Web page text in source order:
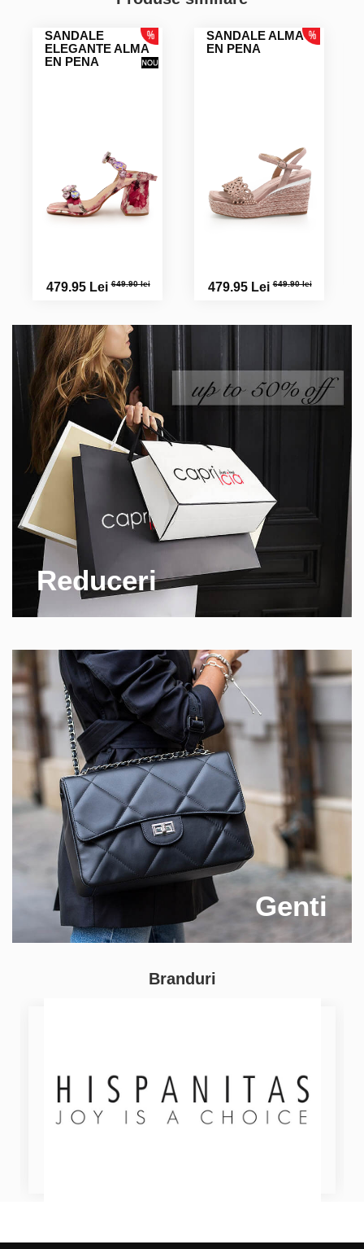
SANDALE
ELEGANTE ALMA
EN PENA
479.95 Lei649.90 lei
SANDALE ALMA
EN PENA
479.95 Lei649.90 lei
Reduceri
Genti
Branduri